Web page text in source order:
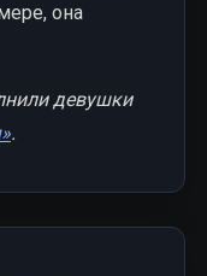
она
девушки
.